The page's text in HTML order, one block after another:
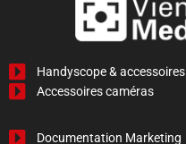
Handyscope & accessoires
Accessoires caméras
Documentation Marketing